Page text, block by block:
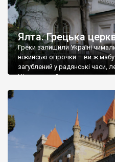
Ялта. Грецька
Греки залишили Україні
ніжинські огірочки – ви ж
загублений у радянські часи,
Ніжин греки?